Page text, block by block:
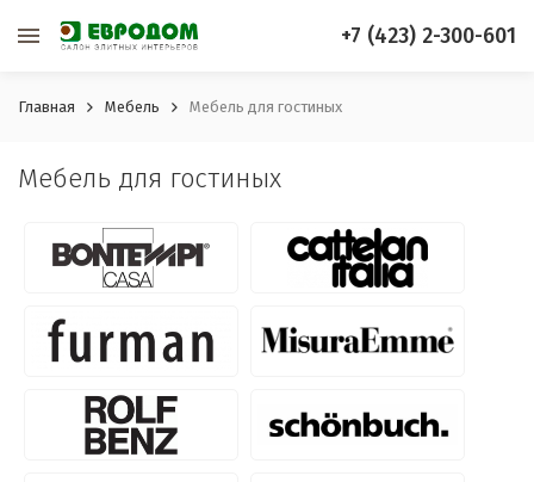
+7 (423) 2-300-601
Главная Мебель Мебель для гостиных
Мебель для гостиных